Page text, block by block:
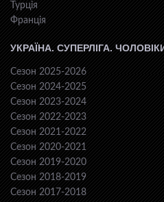
Турція
Франція
УКРАЇНА. СУПЕРЛІГА.
Сезон 2025-2026
Сезон 2024-2025
Сезон 2023-2024
Сезон 2022-2023
Сезон 2021-2022
Сезон 2020-2021
Сезон 2019-2020
Сезон 2018-2019
Сезон 2017-2018